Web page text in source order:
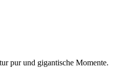
pur und gigantische Momente.